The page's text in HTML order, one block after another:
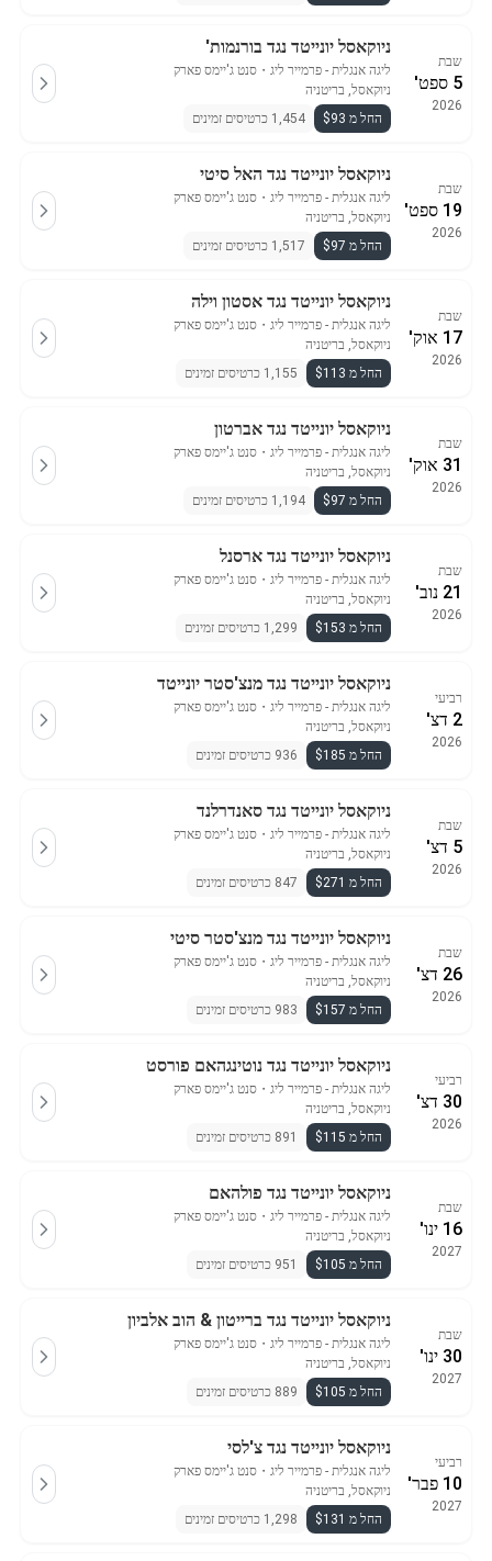
שבת
5 ספט'
2026
ניוקאסל יונייטד נגד בורנמות'
ליגה אנגלית - פרמייר ליג ・ סנט ג'יימס פארק
ניוקאסל, בריטניה
החל מ $93
1,454 כרטיסים זמינים
שבת
19 ספט'
2026
ניוקאסל יונייטד נגד האל סיטי
ליגה אנגלית - פרמייר ליג ・ סנט ג'יימס פארק
ניוקאסל, בריטניה
החל מ $97
1,517 כרטיסים זמינים
שבת
17 אוק'
2026
ניוקאסל יונייטד נגד אסטון וילה
ליגה אנגלית - פרמייר ליג ・ סנט ג'יימס פארק
ניוקאסל, בריטניה
החל מ $113
1,155 כרטיסים זמינים
שבת
31 אוק'
2026
ניוקאסל יונייטד נגד אברטון
ליגה אנגלית - פרמייר ליג ・ סנט ג'יימס פארק
ניוקאסל, בריטניה
החל מ $97
1,194 כרטיסים זמינים
שבת
21 נוב'
2026
ניוקאסל יונייטד נגד ארסנל
ליגה אנגלית - פרמייר ליג ・ סנט ג'יימס פארק
ניוקאסל, בריטניה
החל מ $153
1,299 כרטיסים זמינים
רביעי
2 דצ'
2026
ניוקאסל יונייטד נגד מנצ'סטר יונייטד
ליגה אנגלית - פרמייר ליג ・ סנט ג'יימס פארק
ניוקאסל, בריטניה
החל מ $185
936 כרטיסים זמינים
שבת
5 דצ'
2026
ניוקאסל יונייטד נגד סאנדרלנד
ליגה אנגלית - פרמייר ליג ・ סנט ג'יימס פארק
ניוקאסל, בריטניה
החל מ $271
847 כרטיסים זמינים
שבת
26 דצ'
2026
ניוקאסל יונייטד נגד מנצ'סטר סיטי
ליגה אנגלית - פרמייר ליג ・ סנט ג'יימס פארק
ניוקאסל, בריטניה
החל מ $157
983 כרטיסים זמינים
רביעי
30 דצ'
2026
ניוקאסל יונייטד נגד נוטינגהאם פורסט
ליגה אנגלית - פרמייר ליג ・ סנט ג'יימס פארק
ניוקאסל, בריטניה
החל מ $115
891 כרטיסים זמינים
שבת
16 ינו'
2027
ניוקאסל יונייטד נגד פולהאם
ליגה אנגלית - פרמייר ליג ・ סנט ג'יימס פארק
ניוקאסל, בריטניה
החל מ $105
951 כרטיסים זמינים
שבת
30 ינו'
2027
ניוקאסל יונייטד נגד ברייטון & הוב אלביון
ליגה אנגלית - פרמייר ליג ・ סנט ג'יימס פארק
ניוקאסל, בריטניה
החל מ $105
889 כרטיסים זמינים
רביעי
10 פבר'
2027
ניוקאסל יונייטד נגד צ'לסי
ליגה אנגלית - פרמייר ליג ・ סנט ג'יימס פארק
ניוקאסל, בריטניה
החל מ $131
1,298 כרטיסים זמינים